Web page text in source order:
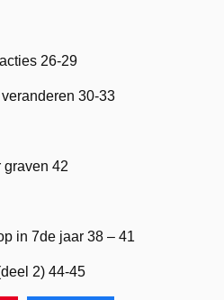
26-29
30-33
graven 42
in 7de jaar 38 – 41
2) 44-45